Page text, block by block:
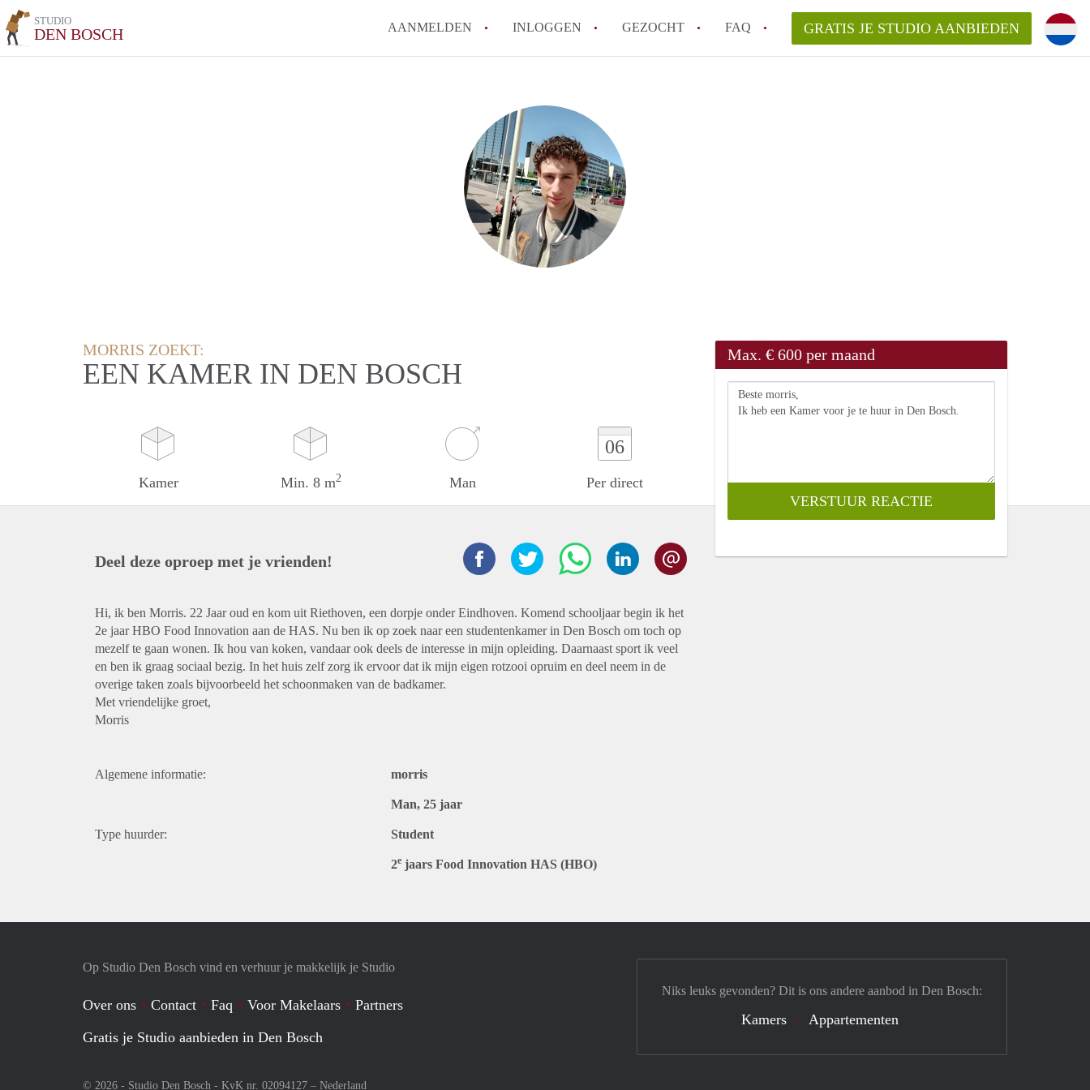
STUDIO
DEN BOSCH AANMELDEN INLOGGEN GEZOCHT FAQ
Hoeveel kost het om te reageren op een Studio in Den Bosch?
Wat is de privacyverklaring van StudioDenBosch?
Berekent StudioDenBosch makelaarsvergoeding/bemiddelingsvergoeding?
Alle veelgestelde vragen
GRATIS JE STUDIO AANBIEDEN
MORRIS ZOEKT:
EEN KAMER IN DEN BOSCH
Kamer Min. 8 m2 Man
06
Per direct
Max. € 600 per maand
Deel deze oproep met je vrienden!
Hi, ik ben Morris. 22 Jaar oud en kom uit Riethoven, een dorpje onder Eindhoven. Komend schooljaar begin ik het
2e jaar HBO Food Innovation aan de HAS. Nu ben ik op zoek naar een studentenkamer in Den Bosch om toch op
mezelf te gaan wonen. Ik hou van koken, vandaar ook deels de interesse in mijn opleiding. Daarnaast sport ik veel
en ben ik graag sociaal bezig. In het huis zelf zorg ik ervoor dat ik mijn eigen rotzooi opruim en deel neem in de
overige taken zoals bijvoorbeeld het schoonmaken van de badkamer.
Met vriendelijke groet,
Morris
Algemene informatie: morris
Man, 25 jaar
Type huurder: Student
2e jaars Food Innovation HAS (HBO)
Op Studio Den Bosch vind en verhuur je makkelijk je Studio
Over ons Contact Faq Voor Makelaars
Partners
Gratis je Studio aanbieden in Den Bosch
© 2026 - Studio Den Bosch - KvK nr. 02094127 – Nederland
Niks leuks gevonden? Dit is ons andere aanbod in Den Bosch:
Kamers Appartementen